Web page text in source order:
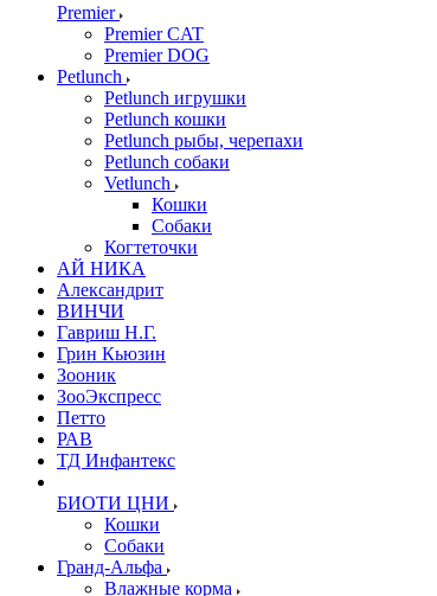
Premier
Premier CAT
Premier DOG
Petlunch
Petlunch игрушки
Petlunch кошки
Petlunch рыбы, черепахи
Petlunch собаки
Vetlunch
Кошки
Собаки
Когтеточки
АЙ НИКА
Александрит
ВИНЧИ
Гавриш Н.Г.
Грин Кьюзин
Зооник
ЗооЭкспресс
Петто
РАВ
ТД Инфантекс
БИОТИ ЦНИ
Кошки
Собаки
Гранд-Альфа
Влажные корма